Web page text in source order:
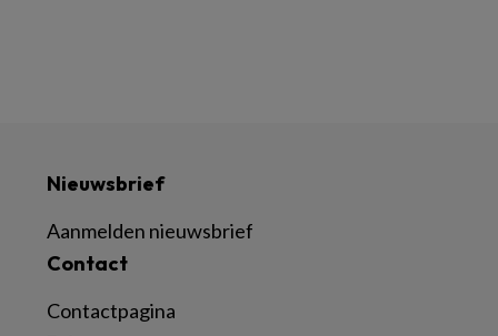
Nieuwsbrief
Aanmelden nieuwsbrief
Contact
Contactpagina